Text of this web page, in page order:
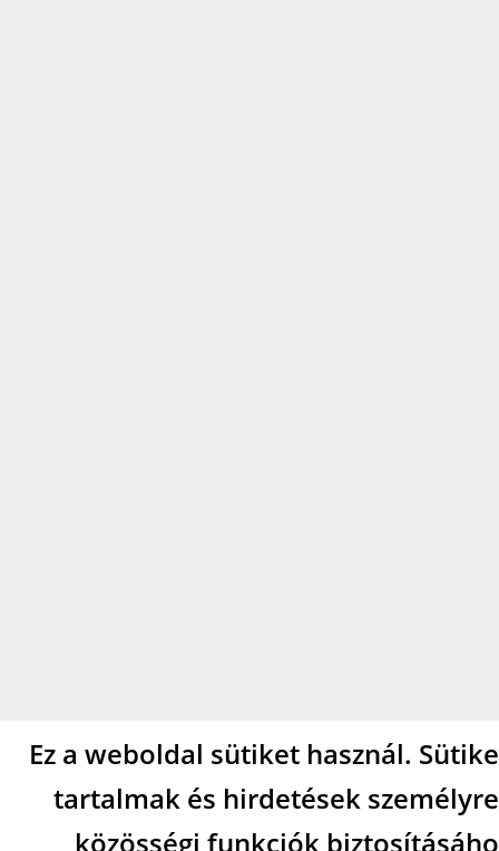
Ez a weboldal sütiket használ.
tartalmak és hirdetések
közösségi funkciók